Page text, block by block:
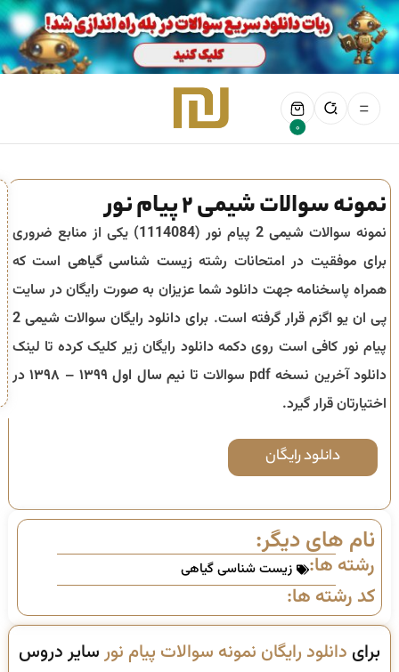
0
نمونه سوالات شیمی 2 پیام نور
نمونه سوالات شیمی 2 پیام نور (1114084) یکی از منابع ضروری
برای موفقیت در امتحانات رشته زیست شناسی گیاهی است که
همراه پاسخنامه جهت دانلود شما عزیزان به صورت رایگان در سایت
پی ان یو اگزم قرار گرفته است. برای دانلود رایگان سوالات شیمی 2
پیام نور کافی است روی دکمه دانلود رایگان زیر کلیک کرده تا لینک
دانلود آخرین نسخه pdf سوالات تا
نیم سال اول ۱۳۹۹ – ۱۳۹۸
در
اختیارتان قرار گیرد.
دانلود رایگان
نام های دیگر:
رشته ها: زیست شناسی گیاهی
کد رشته ها:
برای دانلود رایگان نمونه سوالات پیام نورسایر دروس